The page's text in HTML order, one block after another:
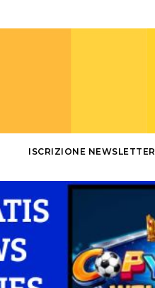
ISCRIZIONE NEWSLETTER